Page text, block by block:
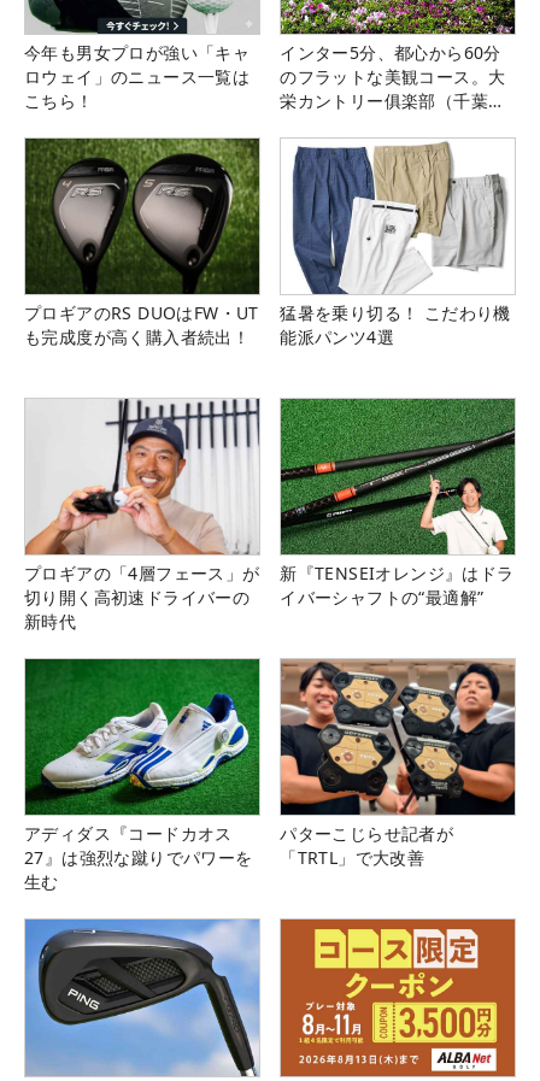
今年も男女プロが強い「キャ
ロウェイ」のニュース一覧は
こちら！
インター5分、都心から60分
のフラットな美観コース。大
栄カントリー俱楽部（千葉
プロギアのRS DUOはFW・UT
も完成度が高く購入者続出！
猛暑を乗り切る！ こだわり機
能派パンツ4選
プロギアの「4層フェース」が
切り開く高初速ドライバーの
新時代
新『TENSEIオレンジ』はドラ
イバーシャフトの“最適解”
アディダス『コードカオス
27』は強烈な蹴りでパワーを
生む
パターこじらせ記者が
「TRTL」で大改善